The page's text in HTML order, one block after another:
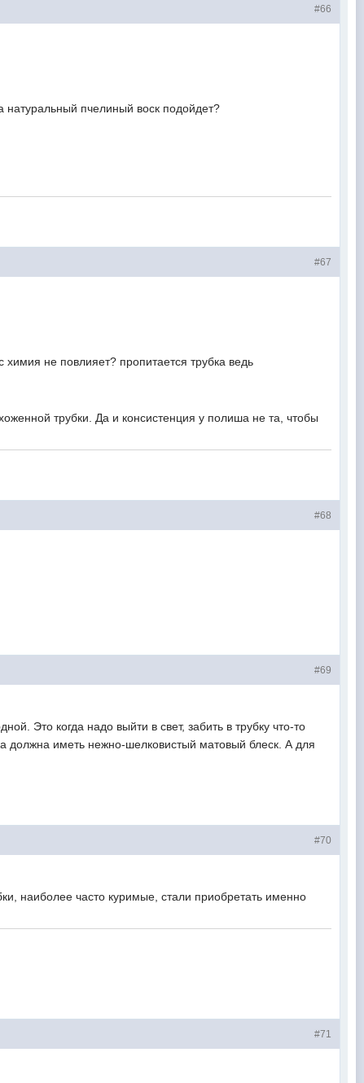
#66
натуральный пчелиный воск подойдет?
#67
химия не повлияет? пропитается трубка ведь
трубки. Да и консистенция у полиша не та, чтобы
#68
#69
когда надо выйти в свет, забить в трубку что-то
должна иметь нежно-шелковистый матовый блеск. А для
#70
часто куримые, стали приобретать именно
#71